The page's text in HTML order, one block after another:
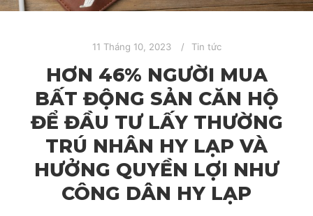
11 Tháng 10, 2023 Tin tức
HƠN 46% NGƯỜI MUA
BẤT ĐỘNG SẢN CĂN HỘ
ĐỂ ĐẦU TƯ LẤY THƯỜNG
TRÚ NHÂN HY LẠP VÀ
HƯỞNG QUYỀN LỢI NHƯ
CÔNG DÂN HY LẠP